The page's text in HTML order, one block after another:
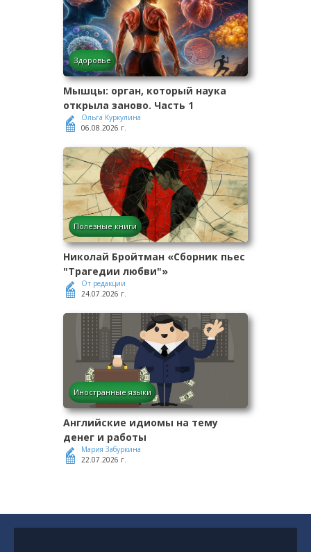
Здоровье
Мышцы: орган, который наука
открыла заново. Часть 1
Ольга Куркулина
06.08.2026 г.
Полезные книги
Николай Бройтман «Сборник пьес
"Трагедии любви"»
От редакции
24.07.2026 г.
Иностранные языки
Английские идиомы на тему
денег и работы
Мария Забуркина
22.07.2026 г.